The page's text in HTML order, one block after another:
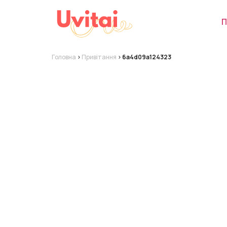
Головна > Привітання > 6a4d09a124323